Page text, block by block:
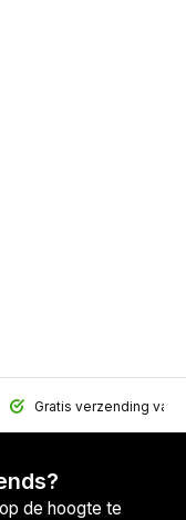
Gratis verzending
de hoogte te